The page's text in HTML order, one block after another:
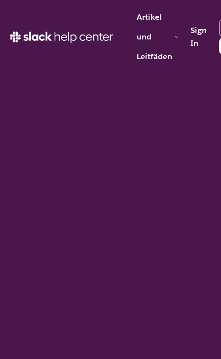
Artikel
und
Leitfäden
Sign
In